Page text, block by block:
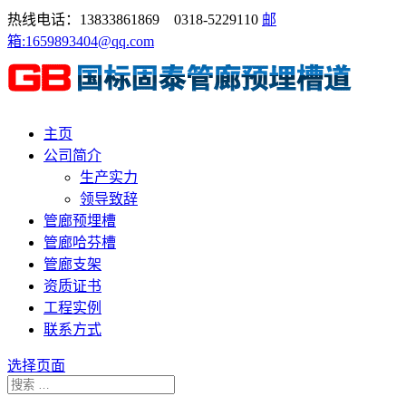
热线电话：13833861869 0318-5229110 邮
箱:1659893404@qq.com
主页
公司简介
生产实力
领导致辞
管廊预埋槽
管廊哈芬槽
管廊支架
资质证书
工程实例
联系方式
选择页面